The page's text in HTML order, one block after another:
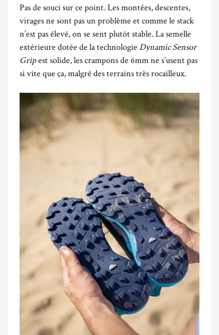
Pas de souci sur ce point. Les montées, descentes,
virages ne sont pas un problème et comme le stack
n’est pas élevé, on se sent plutôt stable. La semelle
extérieure dotée de la technologie Dynamic Sensor
Gripest solide, les crampons de 6mm ne s’usent pas
si vite que ça, malgré des terrains très rocailleux.